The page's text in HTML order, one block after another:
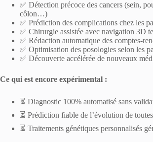
✅ Détection précoce des cancers (sein,
côlon…)
✅ Prédiction des complications chez les
✅ Chirurgie assistée avec navigation 3D
✅ Rédaction automatique des comptes-
✅ Optimisation des posologies selon les
✅ Découverte accélérée de nouveaux
Ce qui est encore expérimental :
⏳ Diagnostic 100% automatisé sans
⏳ Prédiction fiable de l’évolution de
⏳ Traitements génétiques personnalisés